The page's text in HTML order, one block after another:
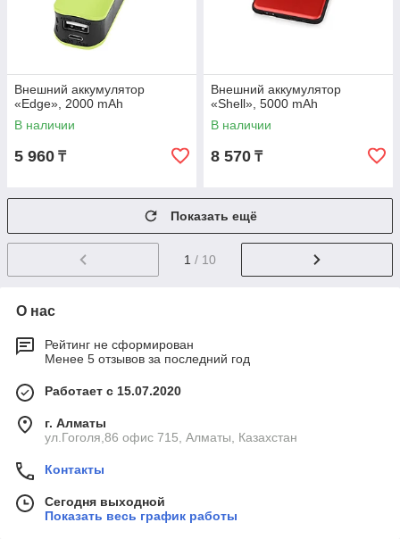
Внешний аккумулятор
«Edge», 2000 mAh
В наличии
5 960 ₸
Внешний аккумулятор
«Shell», 5000 mAh
В наличии
8 570 ₸
Показать ещё
1 / 10
О нас
Рейтинг не сформирован
Менее 5 отзывов за последний год
Работает с 15.07.2020
г. Алматы
ул.Гоголя,86 офис 715, Алматы, Казахстан
Контакты
Сегодня выходной
Показать весь график работы